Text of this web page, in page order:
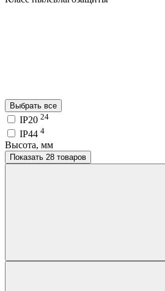
Выбрать все
IP20 24
IP44 4
Высота, мм
Показать 28 товаров